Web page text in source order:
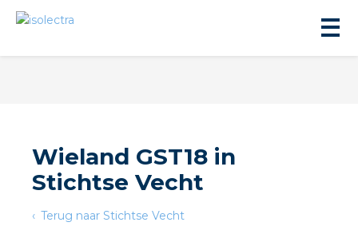
Wieland GST18 in
Stichtse Vecht
Terug naar Stichtse Vecht